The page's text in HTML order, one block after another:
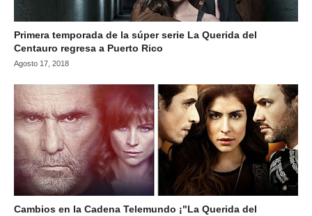
Primera temporada de la súper serie La Querida del
Centauro regresa a Puerto Rico
Agosto 17, 2018
Cambios en la Cadena Telemundo ¡"La Querida del